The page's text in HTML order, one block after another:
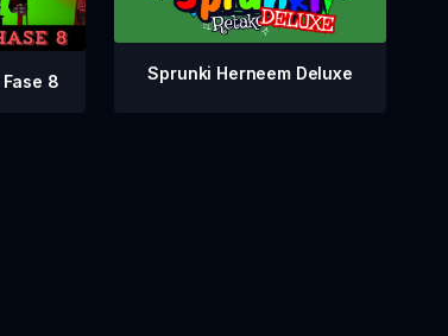
8 Sprunki Herneem Deluxe